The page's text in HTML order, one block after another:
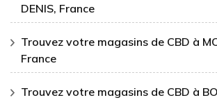
DENIS, France
Trouvez votre magasins de CBD à
France
Trouvez votre magasins de CBD à